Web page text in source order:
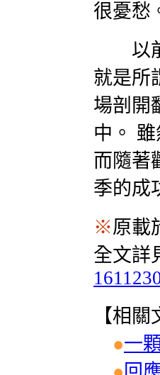
很憂愁
以前
就是所
場剖開
中。
而隨著
季的成
※原載
全文詳
【相關
●一